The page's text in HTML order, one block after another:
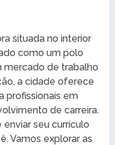
situada no interior
como um polo
mercado de trabalho
a cidade oferece
profissionais em
de carreira.
seu currículo
Vamos explorar as